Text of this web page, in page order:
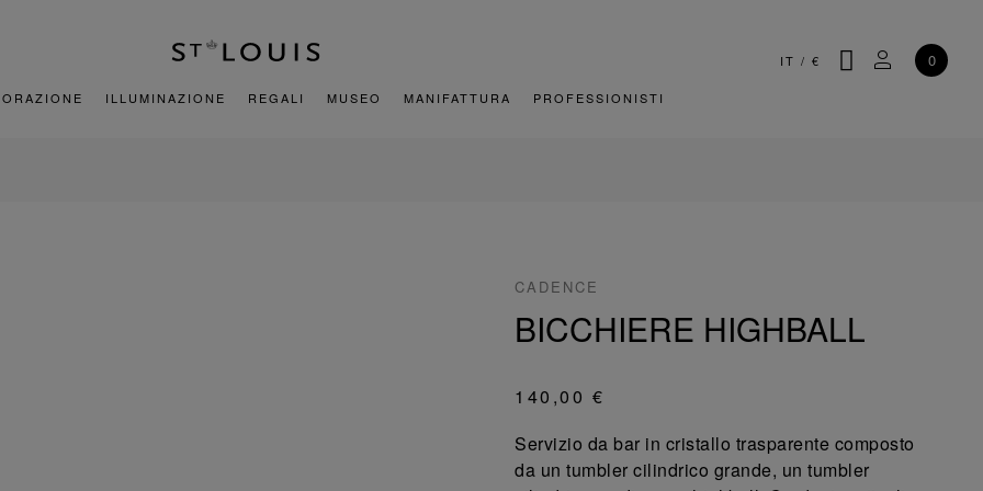
IT / € CERCAIL MIO
0
ILLUMINAZIONE REGALI MUSEO MANIFATTURA PROFESSIONISTI
CADENCE
BICCHIERE HIGHBALL
140,00 €
Servizio da bar in cristallo trasparente composto
da un tumbler cilindrico grande, un tumbler